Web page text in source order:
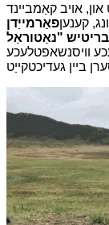
און, אויב קאַמביינד
קענעןפאַרמייַדן
"נאַטוראַל
וויסנשאפטלעכע